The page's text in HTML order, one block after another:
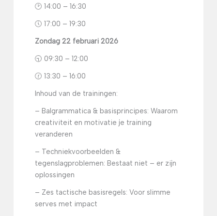
🕑 14:00 – 16:30
🕔 17:00 – 19:30
Zondag 22 februari 2026
🕤 09:30 – 12:00
🕜 13:30 – 16:00
Inhoud van de trainingen:
– Balgrammatica & basisprincipes: Waarom
creativiteit en motivatie je training
veranderen
– Techniekvoorbeelden &
tegenslagproblemen: Bestaat niet – er zijn
oplossingen
– Zes tactische basisregels: Voor slimme
serves met impact